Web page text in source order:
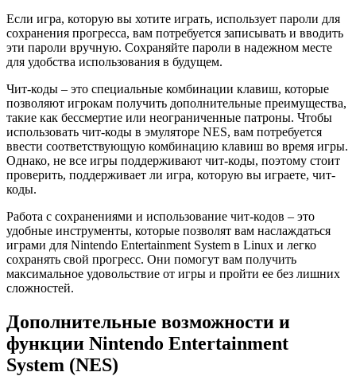
Если игра, которую вы хотите играть, использует пароли для
сохранения прогресса, вам потребуется записывать и вводить
эти пароли вручную. Сохраняйте пароли в надежном месте
для удобства использования в будущем.
Чит-коды – это специальные комбинации клавиш, которые
позволяют игрокам получить дополнительные преимущества,
такие как бессмертие или неограниченные патроны. Чтобы
использовать чит-коды в эмуляторе NES, вам потребуется
ввести соответствующую комбинацию клавиш во время игры.
Однако, не все игры поддерживают чит-коды, поэтому стоит
проверить, поддерживает ли игра, которую вы играете, чит-
коды.
Работа с сохранениями и использование чит-кодов – это
удобные инструменты, которые позволят вам наслаждаться
играми для Nintendo Entertainment System в Linux и легко
сохранять свой прогресс. Они помогут вам получить
максимальное удовольствие от игры и пройти ее без лишних
сложностей.
Дополнительные возможности и
функции Nintendo Entertainment
System (NES)